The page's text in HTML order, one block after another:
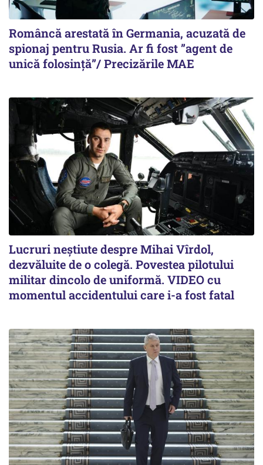
Româncă arestată în Germania, acuzată de
spionaj pentru Rusia. Ar fi fost ”agent de
unică folosință”/ Precizările MAE
Lucruri neștiute despre Mihai Vîrdol,
dezvăluite de o colegă. Povestea pilotului
militar dincolo de uniformă. VIDEO cu
momentul accidentului care i-a fost fatal